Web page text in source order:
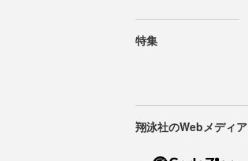
特集
翔泳社のWebメディア